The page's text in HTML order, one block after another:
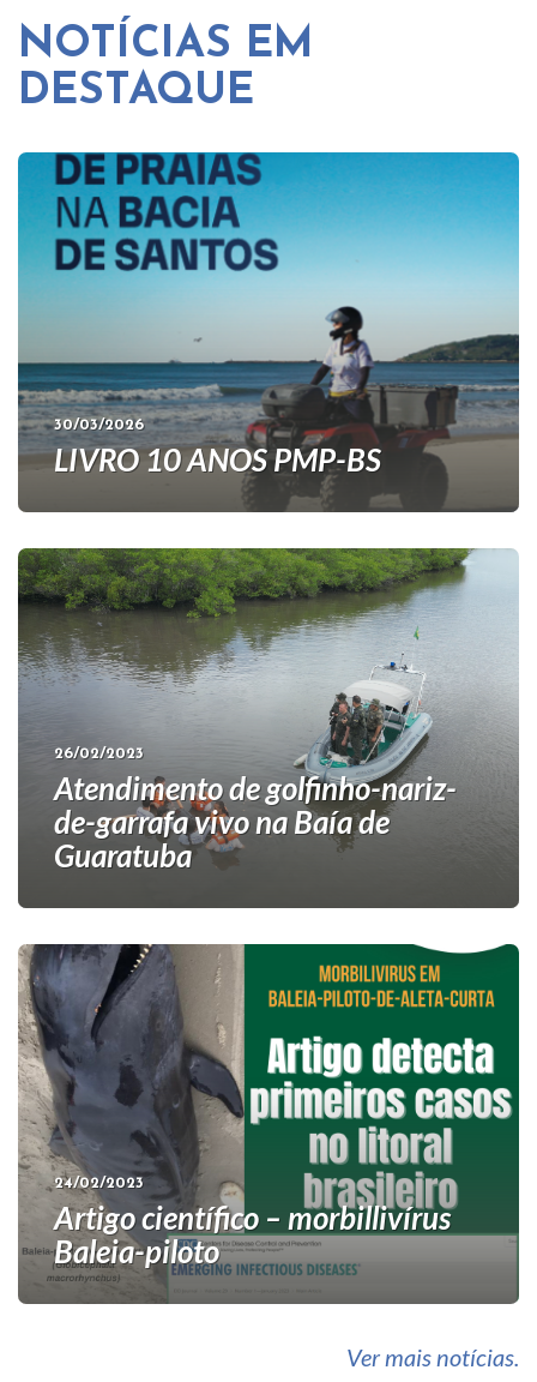
NOTÍCIAS EM
DESTAQUE
30/03/2026
LIVRO 10 ANOS PMP-BS
26/02/2023
Atendimento de golfinho-nariz-
de-garrafa vivo na Baía de
Guaratuba
24/02/2023
Artigo científico – morbillivírus
Baleia-piloto
Ver mais notícias.